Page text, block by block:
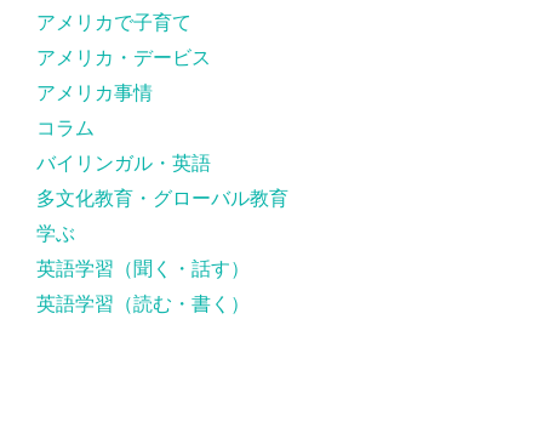
アメリカで子育て
アメリカ・デービス
アメリカ事情
コラム
バイリンガル・英語
多文化教育・グローバル教育
学ぶ
英語学習（聞く・話す）
英語学習（読む・書く）